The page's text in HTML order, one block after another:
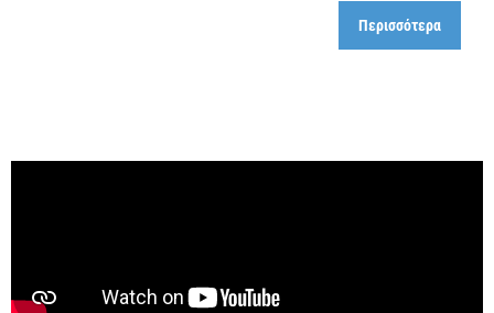
Περισσότερα